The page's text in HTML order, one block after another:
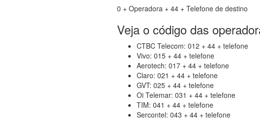
0 + Operadora + 44 + Telefone de destino
Veja o código das
CTBC Telecom: 012 + 44 + telefone
Vivo: 015 + 44 + telefone
Aerotech: 017 + 44 + telefone
Claro: 021 + 44 + telefone
GVT: 025 + 44 + telefone
Oi Telemar: 031 + 44 + telefone
TIM: 041 + 44 + telefone
Sercontel: 043 + 44 + telefone